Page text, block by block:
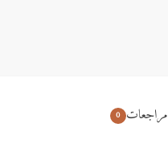
مراجعات 0